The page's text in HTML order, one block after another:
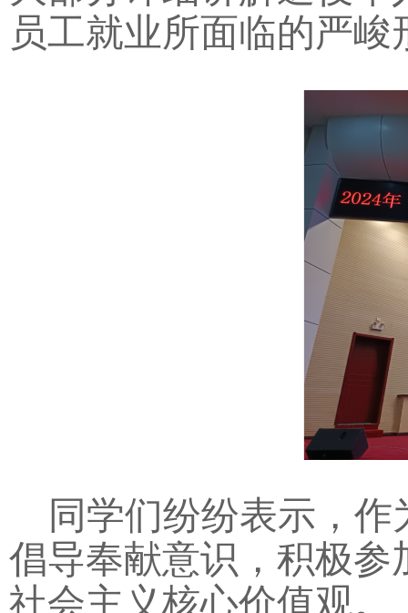
员工就业所面临的严
同学们纷纷表示，
倡导奉献意识，积极
社会主义核心价值观。